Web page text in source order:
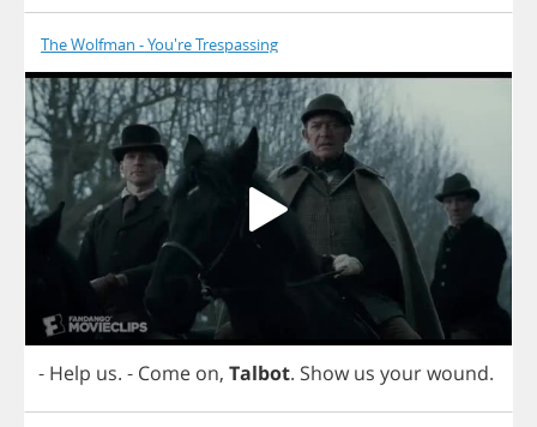
The Wolfman - You're Trespassing
- Help us. - Come on, Talbot. Show us yourwound.